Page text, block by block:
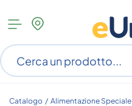
Apri
menu
categorie
Catalogo / Alimentazione Speciale